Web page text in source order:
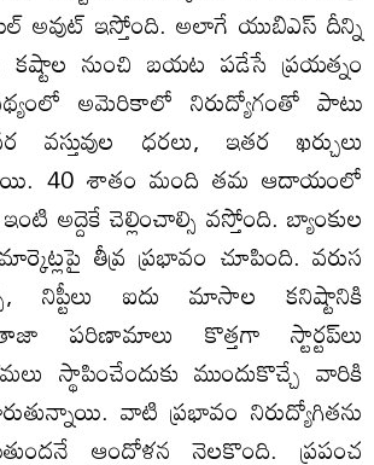
అవుట్‌ ఇస్తోంది. అలాగే యుబిఎస్‌ దీన్ని
కష్టాల నుంచి బయట పడేసే ప్రయత్నం
అమెరికాలో నిరుద్యోగంతో పాటు
వస్తువుల ధరలు, ఇతర ఖర్చులు
40 శాతం మంది తమ ఆదాయంలో
అద్దెకే చెల్లించాల్సి వస్తోంది. బ్యాంకుల
తీవ్ర ప్రభావం చూపింది. వరుస
నిప్టీలు ఐదు మాసాల కనిష్టానికి
కొత్తగా స్టార్టప్‌లు
స్థాపించేందుకు ముందుకొచ్చే వారికి
వాటి ప్రభావం నిరుద్యోగితను
ఆందోళన నెలకొంది. ప్రపంచ